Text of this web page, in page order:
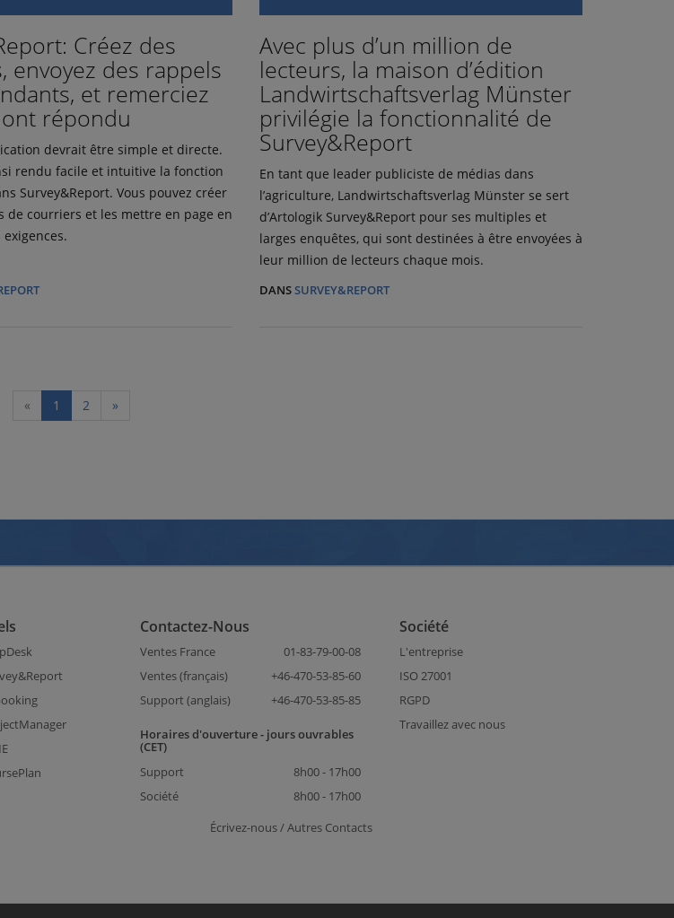
Créez des
envoyez des rappels
et remerciez
répondu
devrait être simple et directe.
rendu facile et intuitive la fonction
Survey&Report. Vous pouvez créer
de courriers et les mettre en page en
Avec plus d’un million de
lecteurs, la maison d’édition
Landwirtschaftsverlag Münster
privilégie la fonctionnalité de
Survey&Report
En tant que leader publiciste de médias dans
l’agriculture, Landwirtschaftsverlag Münster se sert
d’Artologik Survey&Report pour ses multiples et
larges enquêtes, qui sont destinées à être envoyées à
leur million de lecteurs chaque mois.
DANSSURVEY&REPORT
« 1 2 »
Contactez-Nous
Ventes France
01-83-79-00-08
Ventes (français)
+46-470-53-85-60
Support (anglais)
+46-470-53-85-85
Horaires d'ouverture - jours ouvrables
(CET)
Support
8h00 - 17h00
Société
8h00 - 17h00
Écrivez-nous / Autres Contacts
Société
L'entreprise
ISO 27001
RGPD
Travaillez avec nous